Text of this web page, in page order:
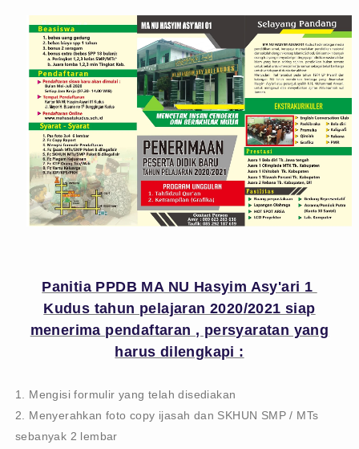
Panitia PPDB MA NU Hasyim Asy'ari 1
Kudus tahun pelajaran 2020/2021 siap
menerima pendaftaran , persyaratan yang
harus dilengkapi :
1. Mengisi formulir yang telah disediakan
2. Menyerahkan foto copy ijasah dan SKHUN SMP / MTs
sebanyak 2 lembar